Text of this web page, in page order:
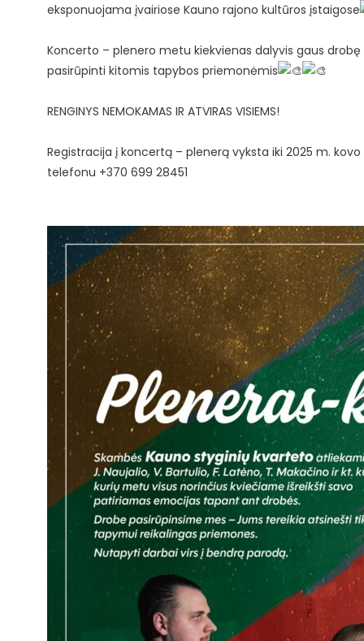
eksponuojama įvairiose Kauno rajono kultūros įstaigose
Koncerto – plenero metu kiekvienas dalyvis gaus
pasirūpinti kitomis tapybos priemonėmis
RENGINYS NEMOKAMAS IR ATVIRAS VISIEMS!
Registracija į koncertą – plenerą vyksta iki 2025 m.
telefonu +370 699 28451